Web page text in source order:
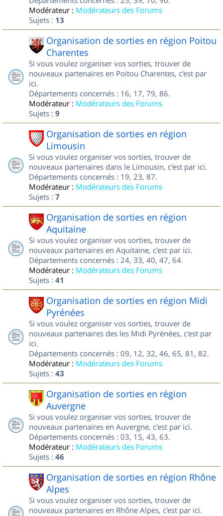
Modérateur : Modérateurs des Forums
Sujets : 13
Organisation de sorties en région Poitou
Charentes
Si vous voulez organiser vos sorties, trouver de
nouveaux partenaires en Poitou Charentes, c'est par
ici.
Départements concernés : 16, 17, 79, 86.
Modérateur : Modérateurs des Forums
Sujets : 9
Organisation de sorties en région
Limousin
Si vous voulez organiser vos sorties, trouver de
nouveaux partenaires dans le Limousin, c'est par ici.
Départements concernés : 19, 23, 87.
Modérateur : Modérateurs des Forums
Sujets : 7
Organisation de sorties en région
Aquitaine
Si vous voulez organiser vos sorties, trouver de
nouveaux partenaires en Aquitaine, c'est par ici.
Départements concernés : 24, 33, 40, 47, 64.
Modérateur : Modérateurs des Forums
Sujets : 41
Organisation de sorties en région Midi
Pyrénées
Si vous voulez organiser vos sorties, trouver de
nouveaux partenaires des les Midi Pyrénées, c'est par
ici.
Départements concernés : 09, 12, 32, 46, 65, 81, 82.
Modérateur : Modérateurs des Forums
Sujets : 43
Organisation de sorties en région
Auvergne
Si vous voulez organiser vos sorties, trouver de
nouveaux partenaires en Auvergne, c'est par ici.
Départements concernés : 03, 15, 43, 63.
Modérateur : Modérateurs des Forums
Sujets : 46
Organisation de sorties en région Rhône
Alpes
Si vous voulez organiser vos sorties, trouver de
nouveaux partenaires en Rhône Alpes, c'est par ici.